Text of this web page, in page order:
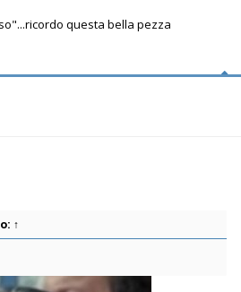
questa bella pezza
↑